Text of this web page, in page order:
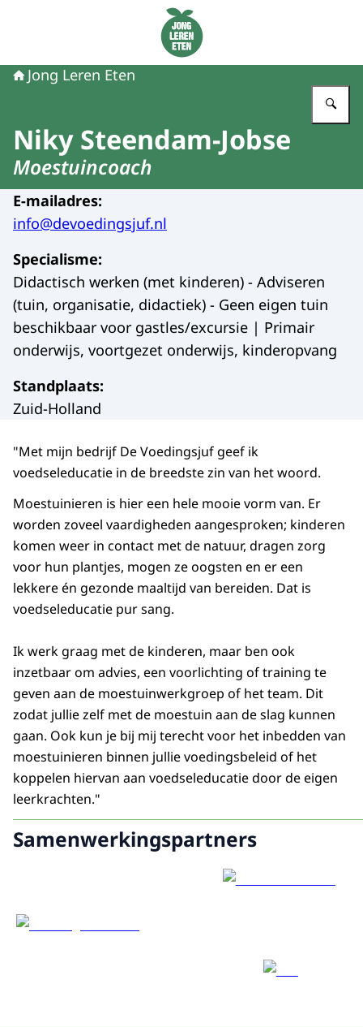
Naar de homepage van Jong Leren Eten
Jong Leren Eten
Niky Steendam-Jobse
Moestuincoach
E-mailadres:
info@devoedingsjuf.nl
Specialisme:
Didactisch werken (met kinderen) - Adviseren
(tuin, organisatie, didactiek) - Geen eigen tuin
beschikbaar voor gastles/excursie | Primair
onderwijs, voortgezet onderwijs, kinderopvang
Standplaats:
Zuid-Holland
"Met mijn bedrijf De Voedingsjuf geef ik
voedseleducatie in de breedste zin van het woord.
Moestuinieren is hier een hele mooie vorm van. Er
worden zoveel vaardigheden aangesproken; kinderen
komen weer in contact met de natuur, dragen zorg
voor hun plantjes, mogen ze oogsten en er een
lekkere én gezonde maaltijd van bereiden. Dat is
voedseleducatie pur sang.
Ik werk graag met de kinderen, maar ben ook
inzetbaar om advies, een voorlichting of training te
geven aan de moestuinwerkgroep of het team. Dit
zodat jullie zelf met de moestuin aan de slag kunnen
gaan. Ook kun je bij mij terecht voor het inbedden van
moestuinieren binnen jullie voedingsbeleid of het
koppelen hiervan aan voedseleducatie door de eigen
leerkrachten."
Samenwerkingspartners